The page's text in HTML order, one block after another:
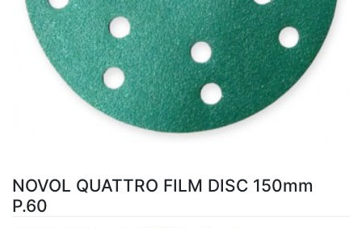
NOVOL QUATTRO FILM DISC 150mm
P.60